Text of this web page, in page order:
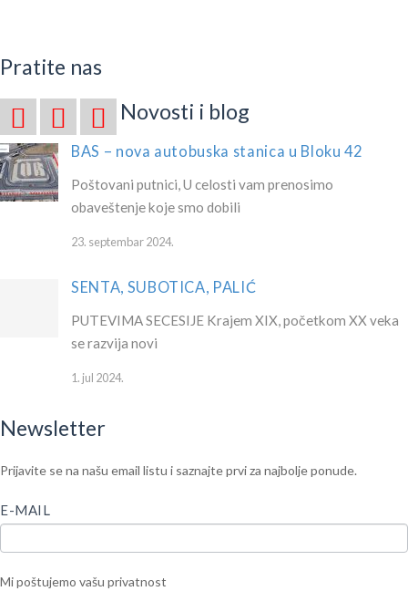
Pratite nas
Novosti i blog
BAS – nova autobuska stanica u Bloku 42
Poštovani putnici, U celosti vam prenosimo
obaveštenje koje smo dobili
23. septembar 2024.
SENTA, SUBOTICA, PALIĆ
PUTEVIMA SECESIJE Krajem XIX, početkom XX veka
se razvija novi
1. jul 2024.
Newsletter
Newsletter
Prijavite se na našu email listu i saznajte prvi za najbolje ponude.
E-MAIL
Mi poštujemo vašu privatnost
IF
ARE
HUMAN,
FIELD